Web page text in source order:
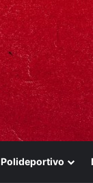
Polideportivo